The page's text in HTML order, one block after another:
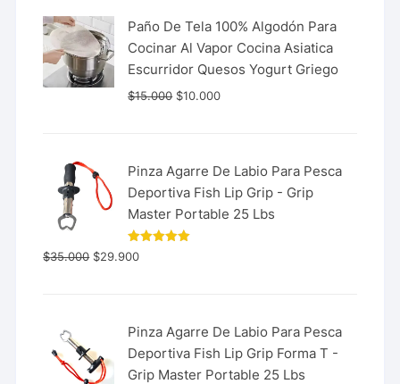
Paño De Tela 100% Algodón Para
Cocinar Al Vapor Cocina Asiatica
Escurridor Quesos Yogurt Griego
$15.000 $10.000
Pinza Agarre De Labio Para Pesca
Deportiva Fish Lip Grip - Grip
Master Portable 25 Lbs
Valorado
con
$35.000 $29.900
Pinza Agarre De Labio Para Pesca
Deportiva Fish Lip Grip Forma T -
Grip Master Portable 25 Lbs